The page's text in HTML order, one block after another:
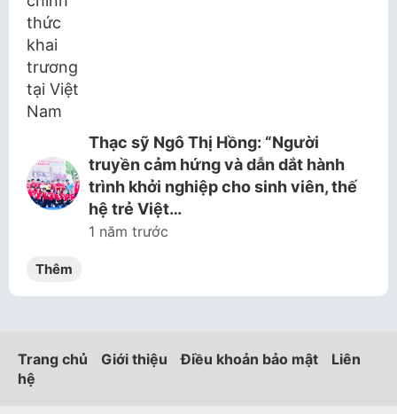
Thạc sỹ Ngô Thị Hồng: “Người
truyền cảm hứng và dẫn dắt hành
trình khởi nghiệp cho sinh viên, thế
hệ trẻ Việt…
1 năm trước
Thêm
Trang chủ Giới thiệu Điều khoản bảo mật
Liên
hệ